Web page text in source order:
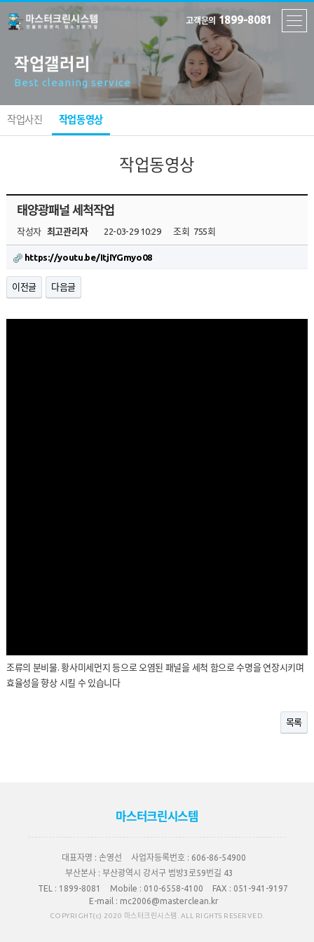
고객문의 1899-8081
작업갤러리
Best cleaning service
작업사진 작업동영상
작업동영상
태양광패널 세척작업
작성자 최고관리자 22-03-29 10:29 조회 755회
https://youtu.be/ItjIYGmyo08
이전글 다음글
조류의 분비물. 황사미세먼지 등으로 오염된 패널을 세척 함으로 수명을 연장시키며
효율성을 향상 시킬 수 있습니다
목록
마스터크린시스템
대표자명 : 손영선 사업자등록번호 : 606-86-54900
부산본사 : 부산광역시 강서구 범방3로59번길 43
TEL : 1899-8081 Mobile : 010-6558-4100 FAX : 051-941-9197
E-mail : mc2006@masterclean.kr
COPYRIGHT(c) 2020 마스터크린시스템. ALL RIGHTS RESERVED.